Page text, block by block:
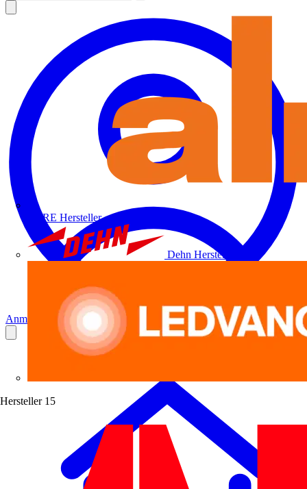
ALRE Hersteller
Dehn Hersteller
Hersteller 15
Anmelden Registrierung